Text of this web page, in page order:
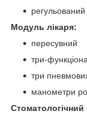
регульований
Модуль лікаря:
пересувний
три-
три
манометри
Стоматологічний